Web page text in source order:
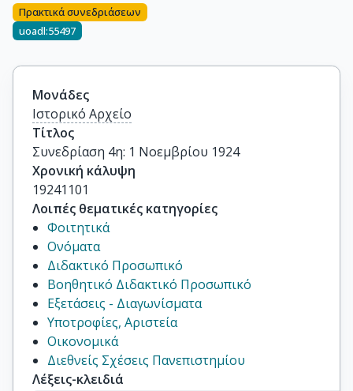
Πρακτικά συνεδριάσεων
uoadl:55497
Μονάδες
Ιστορικό Αρχείο
Τίτλος
Συνεδρίαση 4η: 1 Νοεμβρίου 1924
Χρονική κάλυψη
19241101
Λοιπές θεματικές κατηγορίες
Φοιτητικά
Ονόματα
Διδακτικό Προσωπικό
Βοηθητικό Διδακτικό Προσωπικό
Εξετάσεις - Διαγωνίσματα
Υποτροφίες, Αριστεία
Οικονομικά
Διεθνείς Σχέσεις Πανεπιστημίου
Λέξεις-κλειδιά